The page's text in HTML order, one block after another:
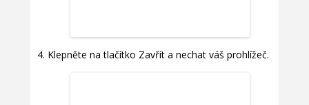
Klepněte na tlačítko Zavřít a nechat váš prohlížeč.